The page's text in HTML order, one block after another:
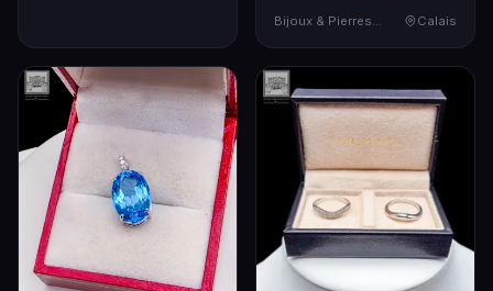
Bijoux & Pierres Précieuses
Calais